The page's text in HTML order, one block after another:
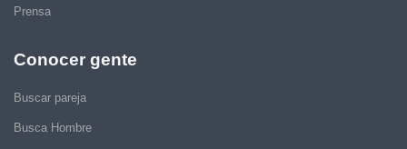
Prensa
Conocer gente
Buscar pareja
Busca Hombre